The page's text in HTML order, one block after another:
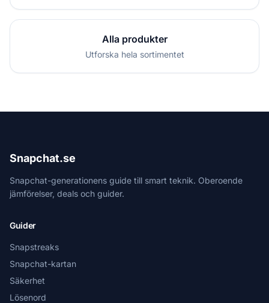
Alla produkter
Utforska hela sortimentet
Snapchat.se
Snapchat-generationens guide till smart teknik. Oberoende
jämförelser, deals och guider.
Guider
Snapstreaks
Snapchat-kartan
Säkerhet
Lösenord